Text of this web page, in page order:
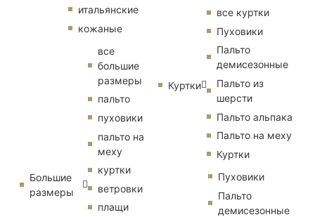
итальянские
кожаные
Большие
размеры
все
большие
размеры
пальто
пуховики
пальто на
меху
куртки
ветровки
плащи
Куртки
все куртки
Пуховики
Пальто
демисезонные
Пальто из
шерсти
Пальто альпака
Пальто на меху
Куртки
Пуховики
Пальто
демисезонные